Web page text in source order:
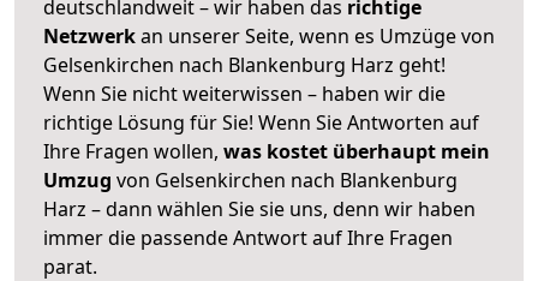
deutschlandweit – wir haben das richtige
Netzwerkan unserer Seite, wenn es Umzüge von
Gelsenkirchen nach Blankenburg Harz geht!
Wenn Sie nicht weiterwissen – haben wir die
richtige Lösung für Sie! Wenn Sie Antworten auf
Ihre Fragen wollen, was kostet überhaupt mein
Umzug von Gelsenkirchen nach Blankenburg
Harz – dann wählen Sie sie uns, denn wir haben
immer die passende Antwort auf Ihre Fragen
parat.